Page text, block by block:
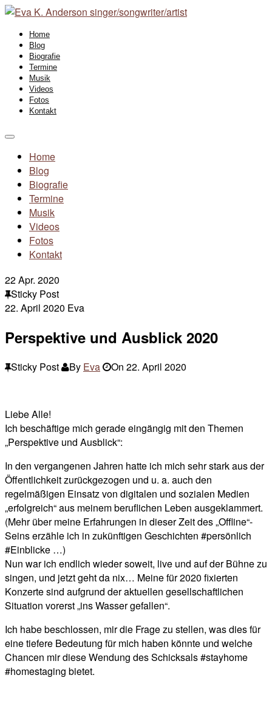
Home
Blog
Biografie
Termine
Musik
Videos
Fotos
Kontakt
Home
Blog
Biografie
Termine
Musik
Videos
Fotos
Kontakt
22Apr. 2020
Sticky Post
22. April 2020 Eva
Perspektive und Ausblick 2020
Sticky Post By Eva On 22. April 2020
Liebe Alle!
Ich beschäftige mich gerade eingängig mit den Themen
„Perspektive und Ausblick“:
In den vergangenen Jahren hatte ich mich sehr stark aus der
Öffentlichkeit zurückgezogen und u. a. auch den
regelmäßigen Einsatz von digitalen und sozialen Medien
„erfolgreich“ aus meinem beruflichen Leben ausgeklammert.
(Mehr über meine Erfahrungen in dieser Zeit des „Offline“-
Seins erzähle ich in zukünftigen Geschichten #persönlich
#Einblicke …)
Nun war ich endlich wieder soweit, live und auf der Bühne zu
singen, und jetzt geht da nix… Meine für 2020 fixierten
Konzerte sind aufgrund der aktuellen gesellschaftlichen
Situation vorerst „ins Wasser gefallen“.
Ich habe beschlossen, mir die Frage zu stellen, was dies für
eine tiefere Bedeutung für mich haben könnte und welche
Chancen mir diese Wendung des Schicksals #stayhome
#homestaging bietet.